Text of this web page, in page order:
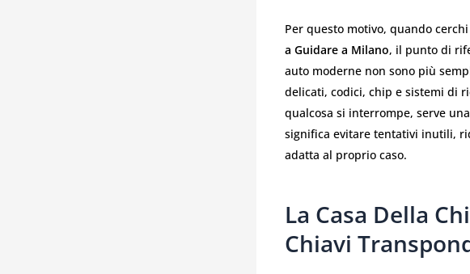
Per questo motivo, quando
a Guidare a Milano, il punto di
auto moderne non sono più
delicati, codici, chip e sistemi di
qualcosa si interrompe, serve
significa evitare tentativi inutili,
adatta al proprio caso.
La Casa Della
Chiavi